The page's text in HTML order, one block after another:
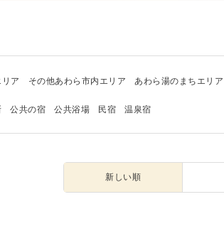
ア その他あわら市内エリア あわら湯のまちエリア
公共の宿 公共浴場 民宿 温泉宿
新しい順